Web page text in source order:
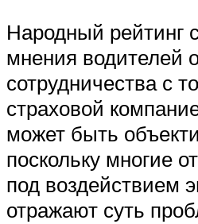
Народный рейтинг
мнения водителей
сотрудничества с
страховой
может быть
поскольку многие
под воздействием
отражают суть